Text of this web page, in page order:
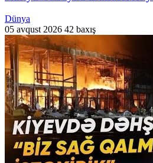
Dünya
05 avqust 2026 42 baxış